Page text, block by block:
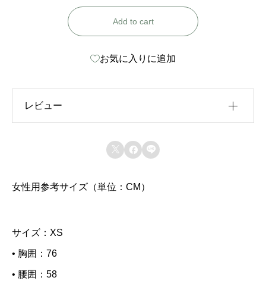
P
0
5
S
サ
イ
Add to cart
お気に入りに追加
レビュー
レビュー投稿には、会員登録が必要です。
会員登録する
上に表示された文字を入力してください。
  
女性用参考サイズ（単位：CM）
サイズ：XS
• 胸囲：76
• 腰囲：58